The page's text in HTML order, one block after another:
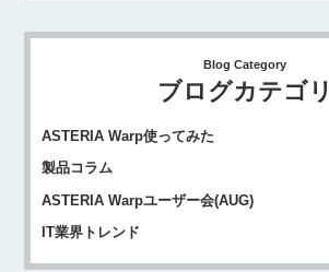
Blog Category
ブログカテゴリ
ASTERIA Warp使ってみた
製品コラム
ASTERIA Warpユーザー会(AUG)
IT業界トレンド